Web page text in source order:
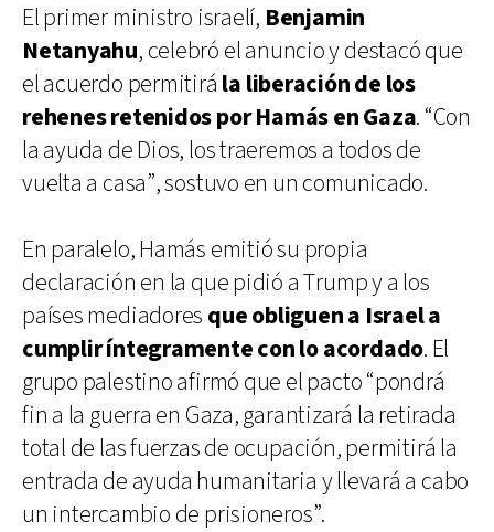
El primer ministro israelí, Benjamin
Netanyahu, celebró el anuncio y destacó que
el acuerdo permitirá la liberación de los
rehenes retenidos por Hamás en Gaza. “Con
la ayuda de Dios, los traeremos a todos de
vuelta a casa”, sostuvo en un comunicado.
En paralelo, Hamás emitió su propia
declaración en la que pidió a Trump y a los
países mediadores que obliguen a Israel a
cumplir íntegramente con lo acordado. El
grupo palestino afirmó que el pacto “pondrá
fin a la guerra en Gaza, garantizará la retirada
total de las fuerzas de ocupación, permitirá la
entrada de ayuda humanitaria y llevará a cabo
un intercambio de prisioneros”.